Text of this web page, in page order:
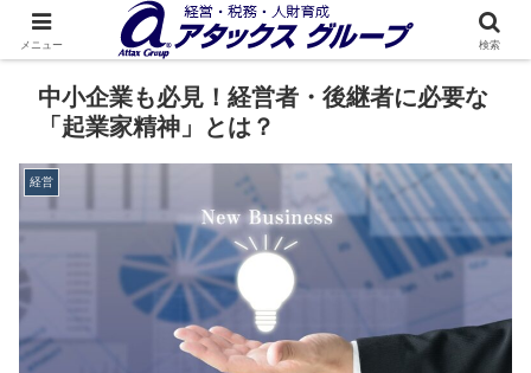
中小企業も必見！経営者・後継者に必要な
「起業家精神」とは？
経営
メニュー 検索